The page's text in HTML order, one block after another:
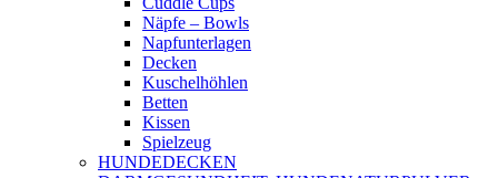
Näpfe – Bowls
Napfunterlagen
Decken
Kuschelhöhlen
Betten
Kissen
Spielzeug
HUNDEDECKEN